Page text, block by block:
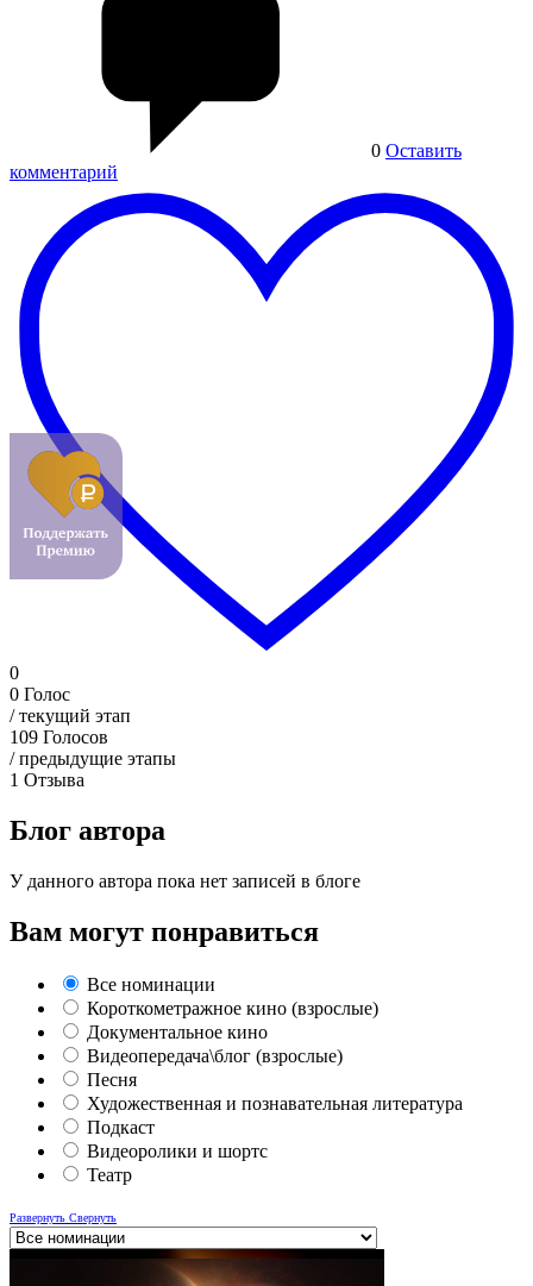
0 Оставить
комментарий
0
0 Голос
/ текущий этап
109 Голосов
/ предыдущие этапы
1 Отзыва
Блог автора
У данного автора пока нет записей в блоге
Вам могут понравиться
Все номинации
Короткометражное кино (взрослые)
Документальное кино
Видеопередача\блог (взрослые)
Песня
Художественная и познавательная литература
Подкаст
Видеоролики и шортс
Театр
Развернуть Свернуть